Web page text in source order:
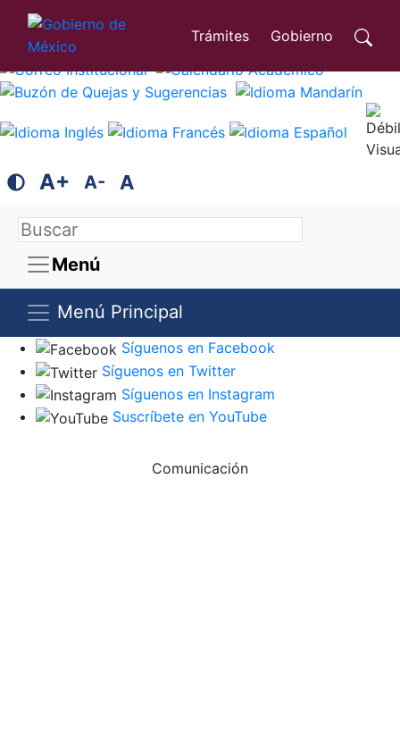
Trámites Gobierno
A+ A- A
Menú
Menú Principal
Síguenos en Facebook
Síguenos en Twitter
Síguenos en Instagram
Suscríbete en YouTube
Comunicación